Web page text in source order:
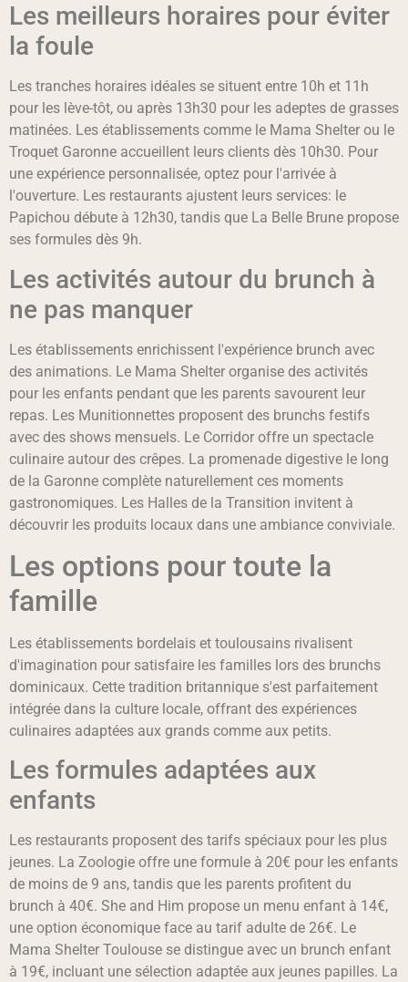
Les meilleurs horaires pour éviter
la foule
Les tranches horaires idéales se situent entre 10h et 11h
pour les lève-tôt, ou après 13h30 pour les adeptes de grasses
matinées. Les établissements comme le Mama Shelter ou le
Troquet Garonne accueillent leurs clients dès 10h30. Pour
une expérience personnalisée, optez pour l'arrivée à
l'ouverture. Les restaurants ajustent leurs services: le
Papichou débute à 12h30, tandis que La Belle Brune propose
ses formules dès 9h.
Les activités autour du brunch à
ne pas manquer
Les établissements enrichissent l'expérience brunch avec
des animations. Le Mama Shelter organise des activités
pour les enfants pendant que les parents savourent leur
repas. Les Munitionnettes proposent des brunchs festifs
avec des shows mensuels. Le Corridor offre un spectacle
culinaire autour des crêpes. La promenade digestive le long
de la Garonne complète naturellement ces moments
gastronomiques. Les Halles de la Transition invitent à
découvrir les produits locaux dans une ambiance conviviale.
Les options pour toute la
famille
Les établissements bordelais et toulousains rivalisent
d'imagination pour satisfaire les familles lors des brunchs
dominicaux. Cette tradition britannique s'est parfaitement
intégrée dans la culture locale, offrant des expériences
culinaires adaptées aux grands comme aux petits.
Les formules adaptées aux
enfants
Les restaurants proposent des tarifs spéciaux pour les plus
jeunes. La Zoologie offre une formule à 20€ pour les enfants
de moins de 9 ans, tandis que les parents profitent du
brunch à 40€. She and Him propose un menu enfant à 14€,
une option économique face au tarif adulte de 26€. Le
Mama Shelter Toulouse se distingue avec un brunch enfant
à 19€, incluant une sélection adaptée aux jeunes papilles. La